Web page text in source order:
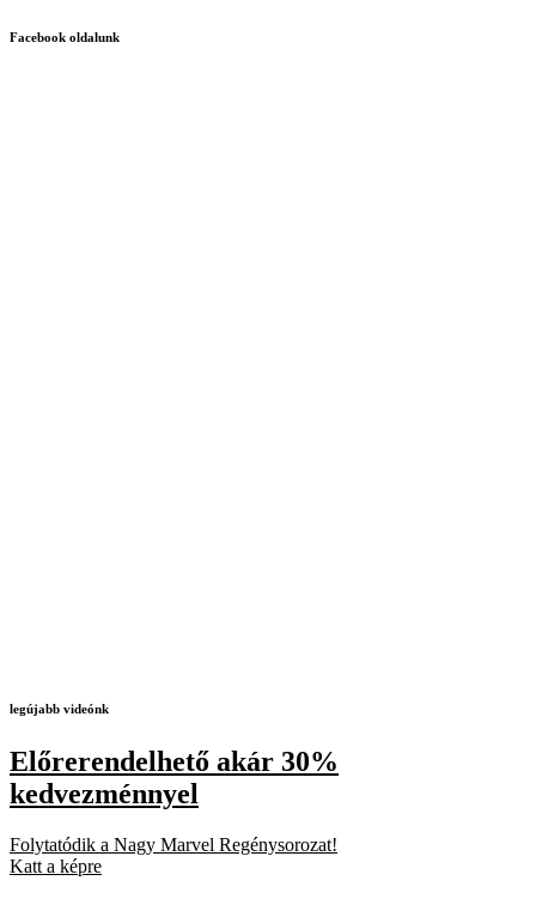
Facebook oldalunk
legújabb videónk
Előrerendelhető akár 30%
kedvezménnyel
Folytatódik a Nagy Marvel Regénysorozat!
Katt a képre